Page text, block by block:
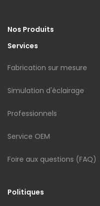
Nos Produits
Services
Fabrication sur mesure
Simulation d'éclairage
Professionnels
Service OEM
Foire aux questions (FAQ)
Politiques